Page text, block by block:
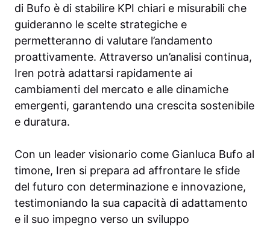
di Bufo è di stabilire KPI chiari e misurabili che
guideranno le scelte strategiche e
permetteranno di valutare l’andamento
proattivamente. Attraverso un’analisi continua,
Iren potrà adattarsi rapidamente ai
cambiamenti del mercato e alle dinamiche
emergenti, garantendo una crescita sostenibile
e duratura.
Con un leader visionario come Gianluca Bufo al
timone, Iren si prepara ad affrontare le sfide
del futuro con determinazione e innovazione,
testimoniando la sua capacità di adattamento
e il suo impegno verso un sviluppo